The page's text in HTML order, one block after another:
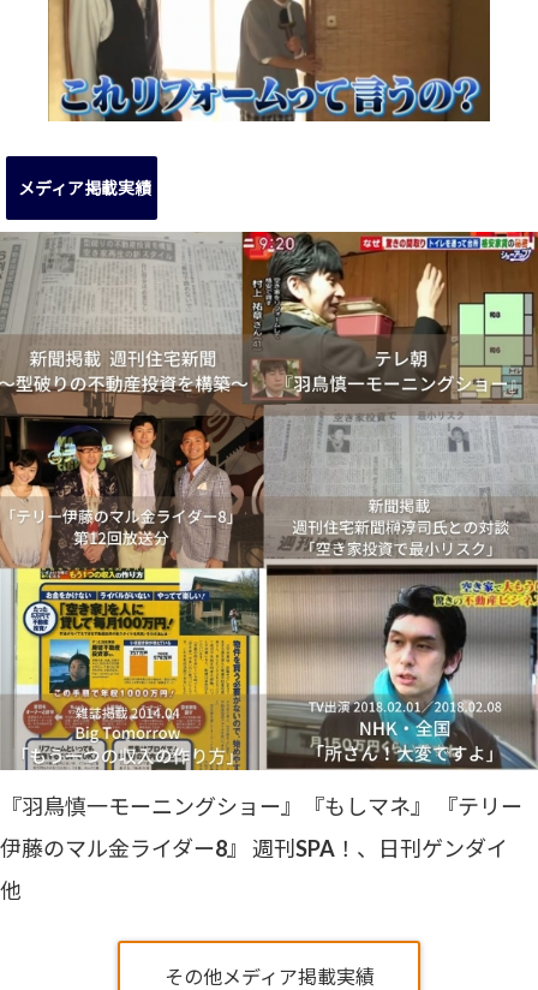
メディア掲載実績
『羽鳥慎一モーニングショー』『もしマネ』 『テリー
伊藤のマル金ライダー8』 週刊SPA！、日刊ゲンダイ
他
その他メディア掲載実績